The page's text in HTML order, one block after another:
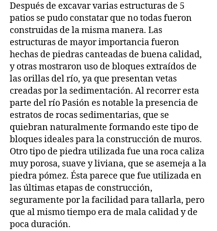
Después de excavar varias estructuras de 5
patios se pudo constatar que no todas fueron
construidas de la misma manera. Las
estructuras de mayor importancia fueron
hechas de piedras canteadas de buena calidad,
y otras mostraron uso de bloques extraídos de
las orillas del río, ya que presentan vetas
creadas por la sedimentación. Al recorrer esta
parte del río Pasión es notable la presencia de
estratos de rocas sedimentarias, que se
quiebran naturalmente formando este tipo de
bloques ideales para la construcción de muros.
Otro tipo de piedra utilizada fue una roca caliza
muy porosa, suave y liviana, que se asemeja a la
piedra pómez. Ésta parece que fue utilizada en
las últimas etapas de construcción,
seguramente por la facilidad para tallarla, pero
que al mismo tiempo era de mala calidad y de
poca duración.